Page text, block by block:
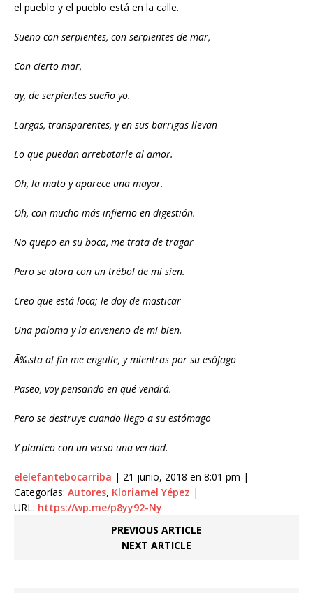
el pueblo y el pueblo está en la calle.
Sueño con serpientes, con serpientes de mar,
Con cierto mar,
ay, de serpientes sueño yo.
Largas, transparentes, y en sus barrigas llevan
Lo que puedan arrebatarle al amor.
Oh, la mato y aparece una mayor.
Oh, con mucho más infierno en digestión.
No quepo en su boca, me trata de tragar
Pero se atora con un trébol de mi sien.
Creo que está loca; le doy de masticar
Una paloma y la enveneno de mi bien.
Ã‰sta al fin me engulle, y mientras por su esófago
Paseo, voy pensando en qué vendrá.
Pero se destruye cuando llego a su estómago
Y planteo con un verso una verdad.
elelefantebocarriba | 21 junio, 2018 en 8:01 pm |
Categorías: Autores, Kloriamel Yépez |
URL: https://wp.me/p8yy92-Ny
PREVIOUS ARTICLE
NEXT ARTICLE